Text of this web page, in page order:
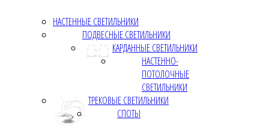
НАСТЕННЫЕ СВЕТИЛЬНИКИ
ПОДВЕСНЫЕ СВЕТИЛЬНИКИ
КАРДАННЫЕ СВЕТИЛЬНИКИ
НАСТЕННО-
ПОТОЛОЧНЫЕ
СВЕТИЛЬНИКИ
ТРЕКОВЫЕ СВЕТИЛЬНИКИ
СПОТЫ